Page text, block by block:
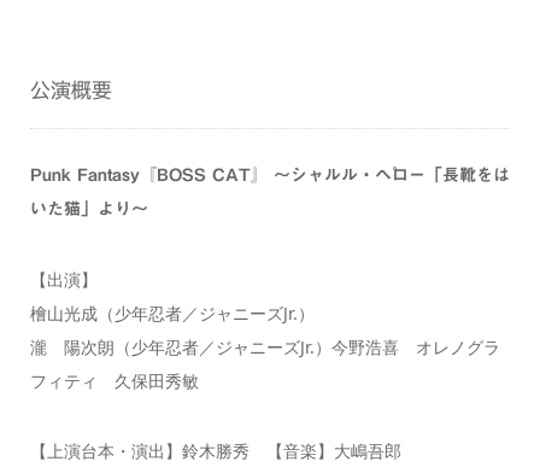
公演概要
Punk Fantasy『BOSS CAT』 〜シャルル・ペロー「長靴をは
いた猫」より〜
【出演】
檜山光成（少年忍者／ジャニーズJr.）
瀧 陽次朗（少年忍者／ジャニーズJr.）今野浩喜 オレノグラ
フィティ 久保田秀敏
【上演台本・演出】鈴木勝秀 【音楽】大嶋吾郎